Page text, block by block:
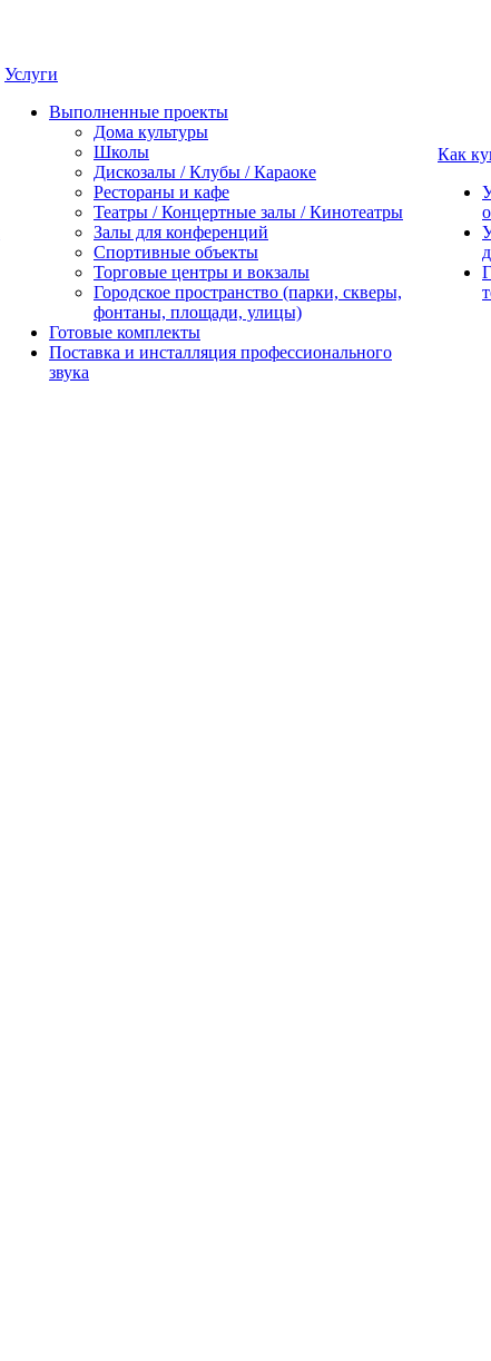
Услуги
Выполненные проекты
Дома культуры
Школы
Дискозалы / Клубы / Караоке
Рестораны и кафе
Театры / Концертные залы / Кинотеатры
Залы для конференций
Спортивные объекты
Торговые центры и вокзалы
Городское пространство (парки, скверы,
фонтаны, площади, улицы)
Готовые комплекты
Поставка и инсталляция профессионального
звука
Как